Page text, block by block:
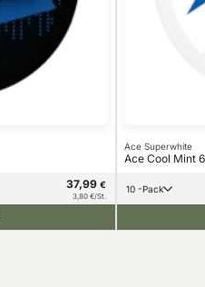
37,99 €
3,80 €/St.
Ace Superwhite
Ace Cool Mint
10 -Pack